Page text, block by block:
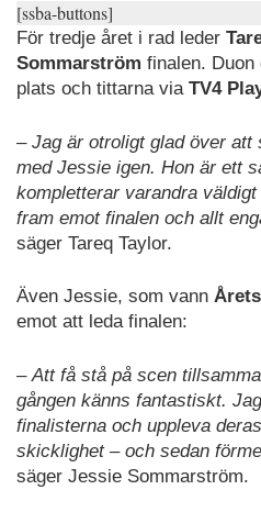
[ssba-buttons]
För tredje året i rad leder
Sommarström finalen. Duon
plats och tittarna via TV4
– Jag är otroligt glad över att
med Jessie igen. Hon är ett
kompletterar varandra
fram emot finalen och allt
säger Tareq Taylor.
Även Jessie, som vann
emot att leda finalen:
– Att få stå på scen
gången känns fantastiskt.
finalisterna och uppleva
skicklighet – och sedan
säger Jessie Sommarström.